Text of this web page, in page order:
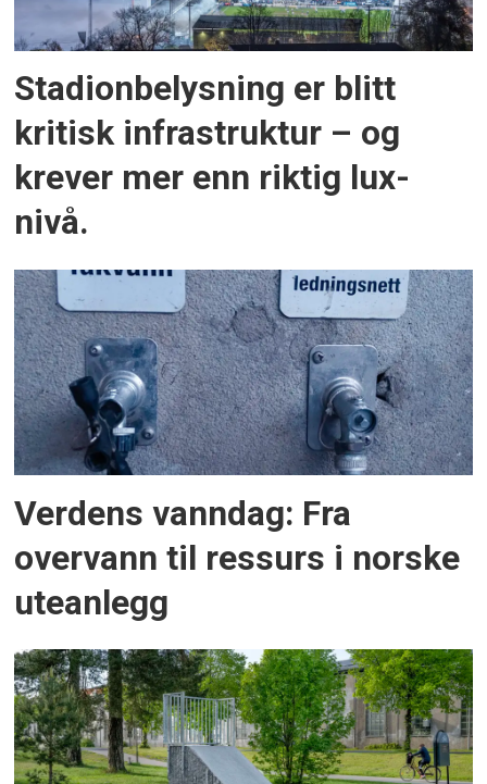
Stadionbelysning er blitt
kritisk infrastruktur – og
krever mer enn riktig lux-
nivå.
Verdens vanndag: Fra
overvann til ressurs i norske
uteanlegg